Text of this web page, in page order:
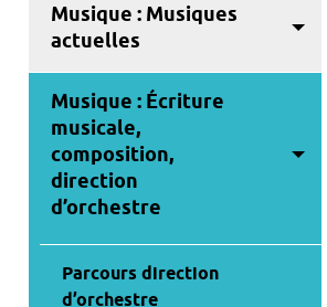
Musique : Musiques
actuelles
Musique : Écriture
musicale,
composition,
direction
d’orchestre
Parcours direction
d’orchestre